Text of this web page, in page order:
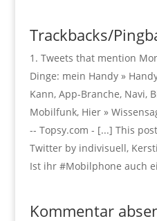
Trackbacks/
Tweets that mention
Dinge: mein Handy »
Kann, App-Branche, Navi,
Mobilfunk, Hier »
-- Topsy.com - [...] This
Twitter by indivisuell,
Ist ihr #Mobilphone auch
Kommentar